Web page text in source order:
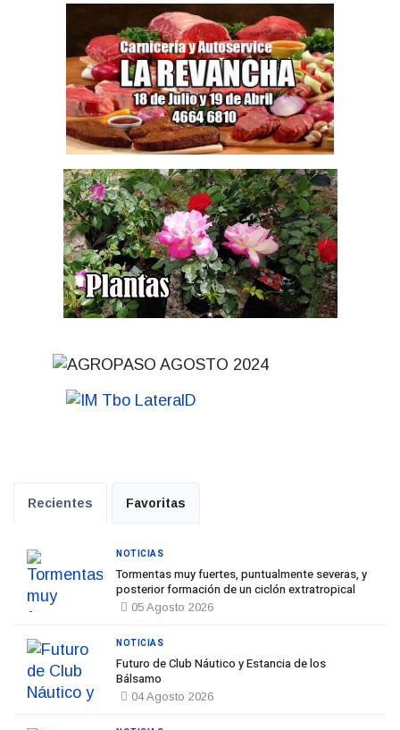
Recientes Favoritas
Tormentas muy fuertes, puntualmente severas, y
posterior formación de un ciclón extratropical
05 Agosto 2026
NOTICIAS
Futuro de Club Náutico y Estancia de los
Bálsamo
04 Agosto 2026
NOTICIAS